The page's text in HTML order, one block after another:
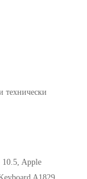
технически
10.5, Apple